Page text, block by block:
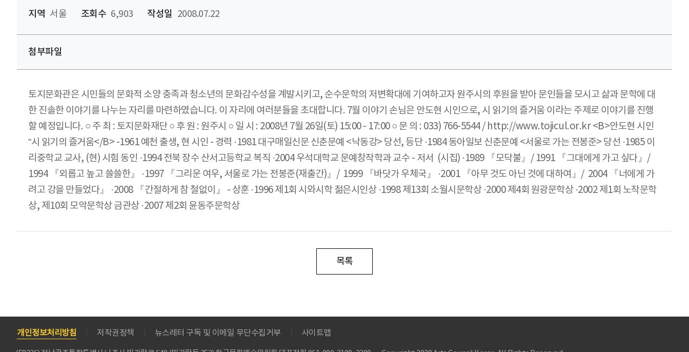
지역 서울 조회수 6,903 작성일 2008.07.22
첨부파일
토지문화관은 시민들의 문화적 소양 충족과 청소년의 문화감수성을 계발시키고, 순수문학의 저변확대에 기여하고자 원주시의 후원을 받아 문인들을 모시고 삶과 문학에 대
한 진솔한 이야기를 나누는 자리를 마련하였습니다. 이 자리에 여러분들을 초대합니다. 7월 이야기 손님은 안도현 시인으로, 시 읽기의 즐거움 이라는 주제로 이야기를 진행
할 예정입니다. ○ 주 최 : 토지문화재단 ○ 후 원 : 원주시 ○ 일 시 : 2008년 7월 26일(토) 15:00 - 17:00 ○ 문 의 : 033) 766-5544 / http://www.tojicul.or.kr <B>안도현 시인
“시 읽기의 즐거움</B> -1961 예천 출생, 현 시인 - 경력 ·1981 대구매일신문 신춘문예 <낙동강> 당선, 등단 ·1984 동아일보 신춘문예 <서울로 가는 전봉준> 당선 ·1985 이
리중학교 교사, (현) 시힘 동인 ·1994 전북 장수 산서고등학교 복직 ·2004 우석대학교 문예창작학과 교수 - 저서 (시집) ·1989 『모닥불』/ 1991 『그대에게 가고 싶다』/
1994 『외롭고 높고 쓸쓸한』 ·1997 『그리운 여우, 서울로 가는 전봉준(재출간)』/ 1999 『바닷가 우체국』 ·2001 『아무 것도 아닌 것에 대하여』/ 2004 『너에게 가
려고 강을 만들었다』 ·2008 『간절하게 참 철없이』 - 상훈 ·1996 제1회 시와시학 젊은시인상 ·1998 제13회 소월시문학상 ·2000 제4회 원광문학상 ·2002 제1회 노작문학
상, 제10회 모악문학상 금관상 ·2007 제2회 윤동주문학상
목록
개인정보처리방침 저작권정책 뉴스레터 구독 및 이메일 무단수집거부 사이트맵